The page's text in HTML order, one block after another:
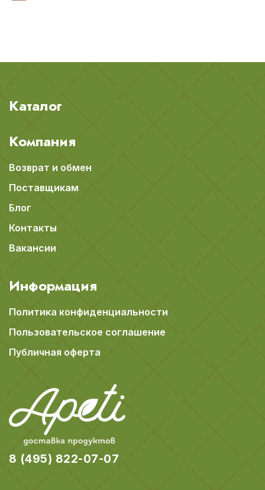
Каталог
Компания
Возврат и обмен
Поставщикам
Блог
Контакты
Вакансии
Информация
Политика конфиденциальности
Пользовательское соглашение
Публичная оферта
8 (495) 822-07-07